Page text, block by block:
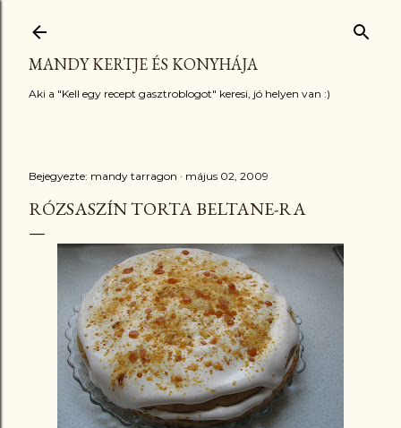
MANDY KERTJE ÉS KONYHÁJA
Aki a "Kell egy recept gasztroblogot" keresi, jó helyen van :)
Bejegyezte: mandy tarragon május 02, 2009
RÓZSASZÍN TORTA BELTANE-RA